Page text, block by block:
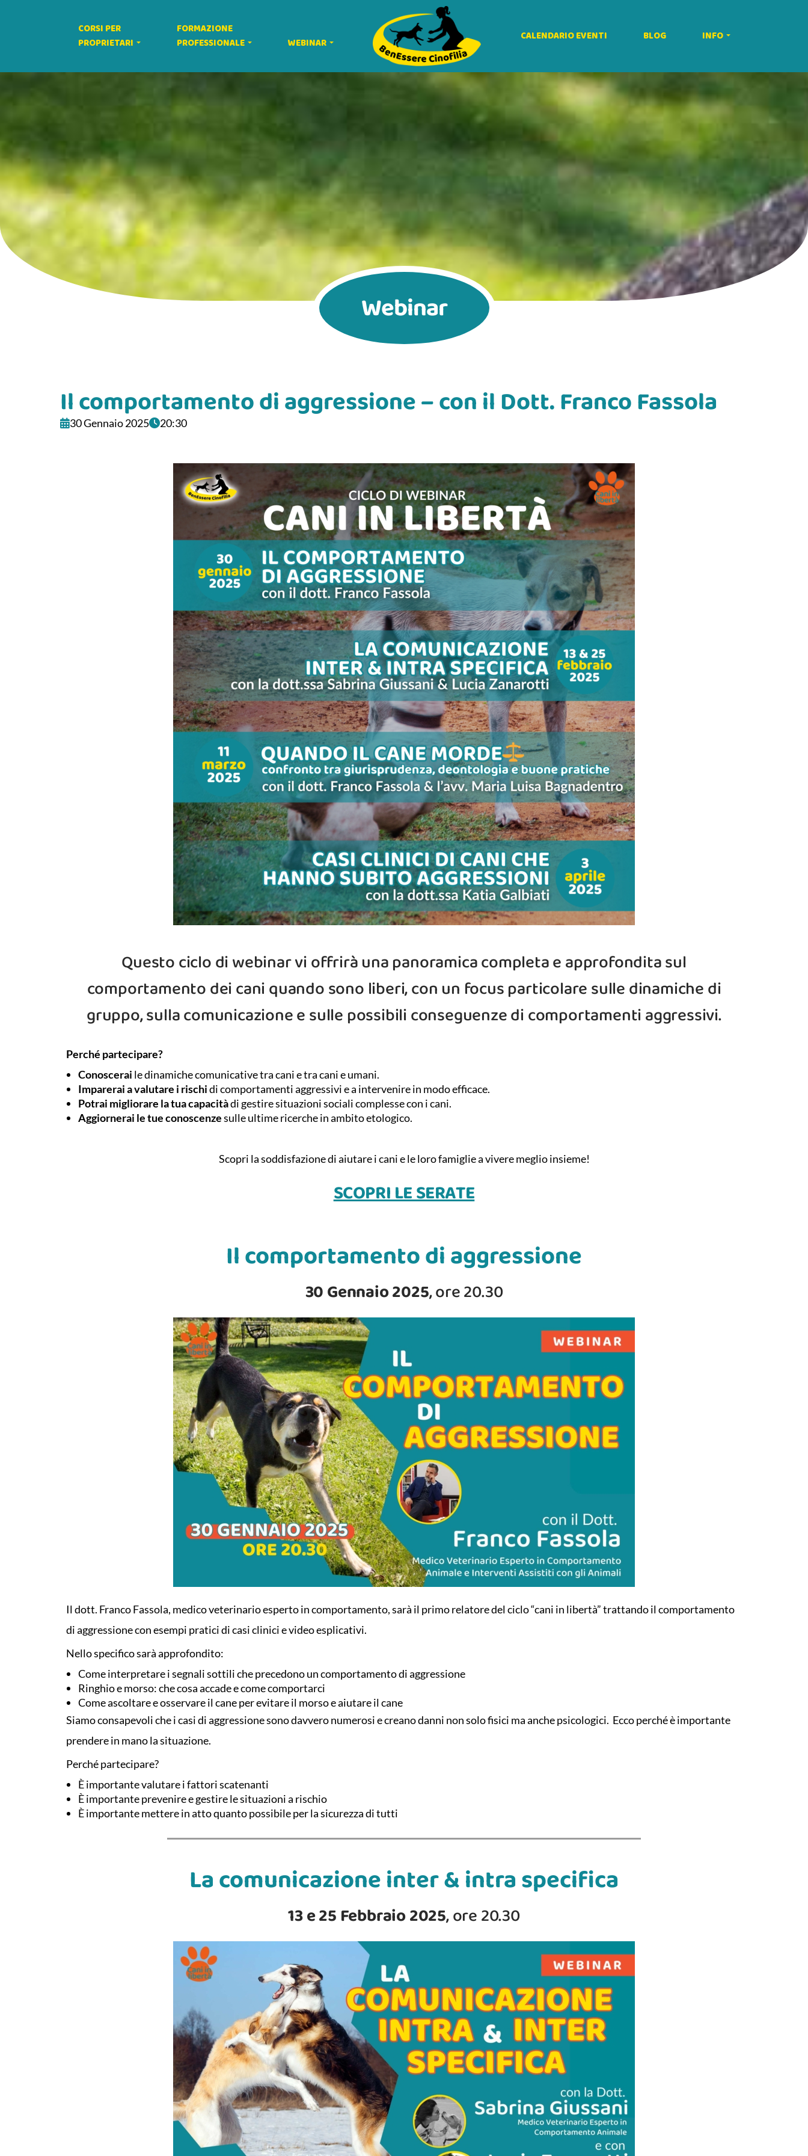
CORSI PER
PROPRIETARI
FORMAZIONE
PROFESSIONALE
WEBINAR
CALENDARIO EVENTI BLOG INFO
Webinar
Il comportamento di aggressione – con il Dott. Franco Fassola
30 Gennaio 2025 20:30
Questo ciclo di webinar vi offrirà una panoramica completa e approfondita sul
comportamento dei cani quando sono liberi, con un focus particolare sulle dinamiche di
gruppo, sulla comunicazione e sulle possibili conseguenze di comportamenti aggressivi.
Perché partecipare?
Conoscerai le dinamiche comunicative tra cani e tra cani e umani.
Imparerai a valutare i rischidi comportamenti aggressivi e a intervenire in modo efficace.
Potrai migliorare la tua capacitàdi gestire situazioni sociali complesse con i cani.
Aggiornerai le tue conoscenzesulle ultime ricerche in ambito etologico.
Scopri la soddisfazione di aiutare i cani e le loro famiglie a vivere meglio insieme!
SCOPRI LE SERATE
Il comportamento di aggressione
30 Gennaio 2025, ore 20.30
Il dott. Franco Fassola, medico veterinario esperto in comportamento, sarà il primo relatore del ciclo “cani in libertà” trattando il comportamento
di aggressione con esempi pratici di casi clinici e video esplicativi.
Nello specifico sarà approfondito:
Come interpretare i segnali sottili che precedono un comportamento di aggressione
Ringhio e morso: che cosa accade e come comportarci
Come ascoltare e osservare il cane per evitare il morso e aiutare il cane
Siamo consapevoli che i casi di aggressione sono davvero numerosi e creano danni non solo fisici ma anche psicologici. Ecco perché è importante
prendere in mano la situazione.
Perché partecipare?
È importante valutare i fattori scatenanti
È importante prevenire e gestire le situazioni a rischio
È importante mettere in atto quanto possibile per la sicurezza di tutti
La comunicazione inter & intra specifica
13 e 25 Febbraio 2025, ore 20.30